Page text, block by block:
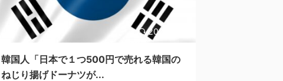
2023/11/4
韓国人「日本で１つ500円で売れる韓国の
ねじり揚げドーナツが...